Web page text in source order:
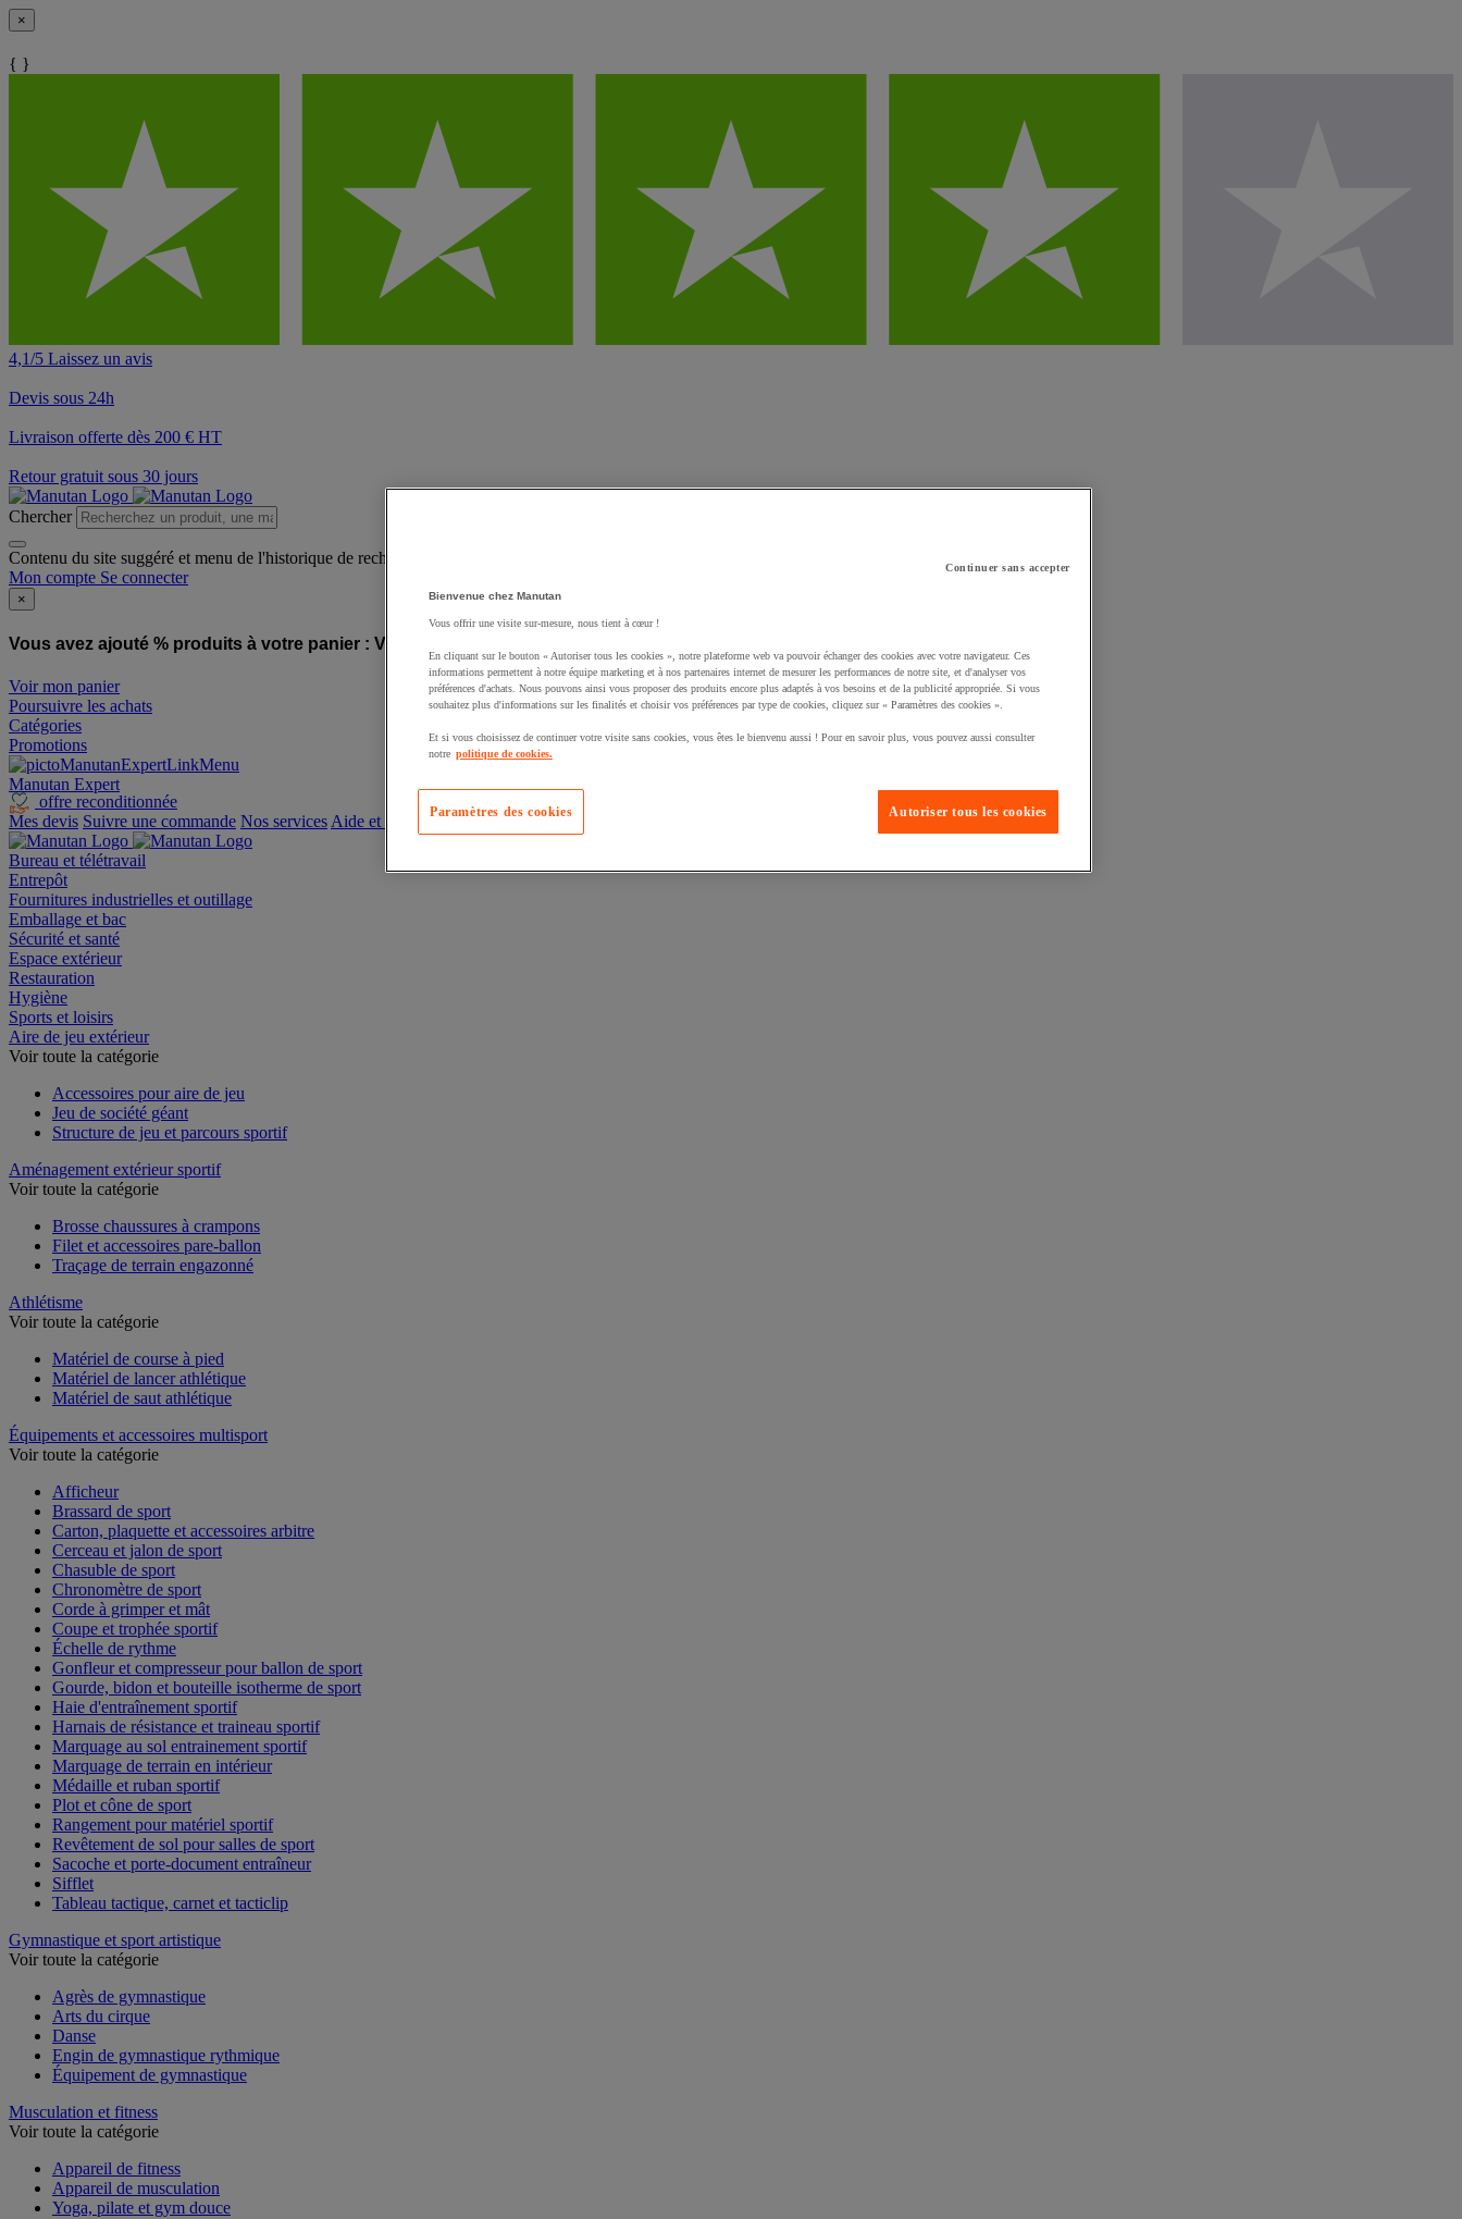
×
{ }
4,1/5 Laissez un avis
Devis sous 24h
Livraison offerte dès 200 € HT
Retour gratuit sous 30 jours
Chercher
Contenu du site suggéré et menu de l'historique de recherche
Mon compte Se connecter
×
Vous avez ajouté % produits à votre panier : Vous avez ajouté un produit à votre panier :
Voir mon panier
Poursuivre les achats
Catégories
Promotions
Manutan Expert
offre reconditionnée
Mes devis Suivre une commande Nos services Aide et contact
Bureau et télétravail
Entrepôt
Fournitures industrielles et outillage
Emballage et bac
Sécurité et santé
Espace extérieur
Restauration
Hygiène
Sports et loisirs
Aire de jeu extérieur
Voir toute la catégorie
Accessoires pour aire de jeu
Jeu de société géant
Structure de jeu et parcours sportif
Aménagement extérieur sportif
Voir toute la catégorie
Brosse chaussures à crampons
Filet et accessoires pare-ballon
Traçage de terrain engazonné
Athlétisme
Voir toute la catégorie
Matériel de course à pied
Matériel de lancer athlétique
Matériel de saut athlétique
Équipements et accessoires multisport
Voir toute la catégorie
Afficheur
Brassard de sport
Carton, plaquette et accessoires arbitre
Cerceau et jalon de sport
Chasuble de sport
Chronomètre de sport
Corde à grimper et mât
Coupe et trophée sportif
Échelle de rythme
Gonfleur et compresseur pour ballon de sport
Gourde, bidon et bouteille isotherme de sport
Haie d'entraînement sportif
Harnais de résistance et traineau sportif
Marquage au sol entrainement sportif
Marquage de terrain en intérieur
Médaille et ruban sportif
Plot et cône de sport
Rangement pour matériel sportif
Revêtement de sol pour salles de sport
Sacoche et porte-document entraîneur
Sifflet
Tableau tactique, carnet et tacticlip
Gymnastique et sport artistique
Voir toute la catégorie
Agrès de gymnastique
Arts du cirque
Danse
Engin de gymnastique rythmique
Équipement de gymnastique
Musculation et fitness
Voir toute la catégorie
Appareil de fitness
Appareil de musculation
Yoga, pilate et gym douce
Continuer sans accepter
Bienvenue chez Manutan
Vous offrir une visite sur-mesure, nous tient à cœur !
En cliquant sur le bouton « Autoriser tous les cookies », notre plateforme web va pouvoir échanger des cookies avec votre navigateur. Ces
informations permettent à notre équipe marketing et à nos partenaires internet de mesurer les performances de notre site, et d'analyser vos
préférences d'achats. Nous pouvons ainsi vous proposer des produits encore plus adaptés à vos besoins et de la publicité appropriée. Si vous
souhaitez plus d'informations sur les finalités et choisir vos préférences par type de cookies, cliquez sur « Paramètres des cookies ».
Et si vous choisissez de continuer votre visite sans cookies, vous êtes le bienvenu aussi ! Pour en savoir plus, vous pouvez aussi consulter
notre politique de cookies.
Autoriser tous les cookies
Paramètres des cookies